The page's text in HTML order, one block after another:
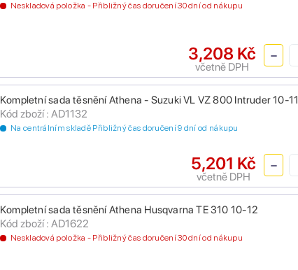
Neskladová položka - Přibližný čas doručení 30 dní od nákupu
3,208 Kč
včetně DPH
Kompletní sada těsnění Athena - Suzuki VL VZ 800 Intruder 10-11
Kód zboží : AD1132
Na centrálním skladě Přibližný čas doručení 9 dní od nákupu
5,201 Kč
včetně DPH
Kompletní sada těsnění Athena Husqvarna TE 310 10-12
Kód zboží : AD1622
Neskladová položka - Přibližný čas doručení 30 dní od nákupu